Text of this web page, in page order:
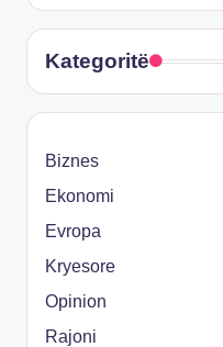
Kategoritë
Biznes
Ekonomi
Evropa
Kryesore
Opinion
Rajoni